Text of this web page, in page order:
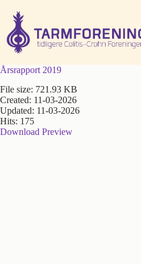
indhold
Årsrapport 2019
File size: 721.93 KB
Created: 11-03-2026
Updated: 11-03-2026
Hits: 175
Download Preview